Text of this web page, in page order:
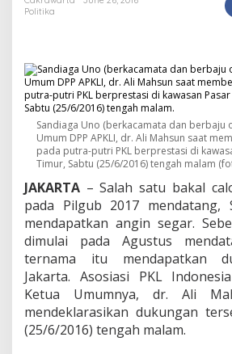
g
S
a
n
d
i
a
a
U
n
o
M
a
j
u
b
Politika
Sandiaga Uno (berkacamata dan berbaju
Umum DPP APKLI, dr. Ali Mahsun saat
pada putra-putri PKL berprestasi di
Timur, Sabtu (25/6/2016) tengah malam
JAKARTA – Salah satu bakal
pada Pilgub 2017 mendatang,
mendapatkan angin segar.
dimulai pada Agustus
ternama itu mendapatkan
Jakarta. Asosiasi PKL
Ketua Umumnya, dr. Ali
mendeklarasikan dukungan
(25/6/2016) tengah malam.